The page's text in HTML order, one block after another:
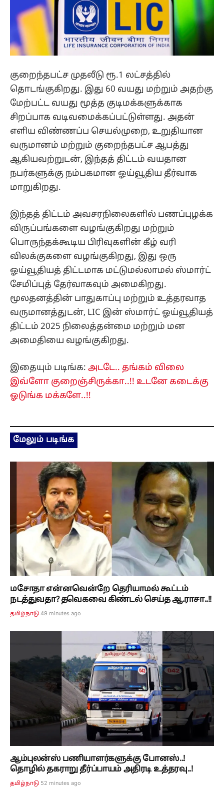
குறைந்தபட்ச முதலீடு ரூ.1 லட்சத்தில்
தொடங்குகிறது. இது 60 வயது மற்றும் அதற்கு
மேற்பட்ட வயது மூத்த குடிமக்களுக்காக
சிறப்பாக வடிவமைக்கப்பட்டுள்ளது. அதன்
எளிய விண்ணப்ப செயல்முறை, உறுதியான
வருமானம் மற்றும் குறைந்தபட்ச ஆபத்து
ஆகியவற்றுடன், இந்தத் திட்டம் வயதான
நபர்களுக்கு நம்பகமான ஓய்வூதிய தீர்வாக
மாறுகிறது.
இந்தத் திட்டம் அவசரநிலைகளில் பணப்புழக்க
விருப்பங்களை வழங்குகிறது மற்றும்
பொருந்தக்கூடிய பிரிவுகளின் கீழ் வரி
விலக்குகளை வழங்குகிறது, இது ஒரு
ஓய்வூதியத் திட்டமாக மட்டுமல்லாமல் ஸ்மார்ட்
சேமிப்புத் தேர்வாகவும் அமைகிறது.
மூலதனத்தின் பாதுகாப்பு மற்றும் உத்தரவாத
வருமானத்துடன், LIC இன் ஸ்மார்ட் ஓய்வூதியத்
திட்டம் 2025 நிலைத்தன்மை மற்றும் மன
அமைதியை வழங்குகிறது.
இதையும் படிங்க: அடடே.. தங்கம் விலை
இவ்ளோ குறைஞ்சிருக்கா..!! உடனே கடைக்கு
ஓடுங்க மக்களே..!!
மேலும் படிங்க
மசோதா என்னவென்றே தெரியாமல் கூட்டம்
நடத்துவதா? தவெகவை கிண்டல் செய்த ஆ.ராசா..!!
தமிழ்நாடு 49 minutes ago
ஆம்புலன்ஸ் பணியாளர்களுக்கு போனஸ்..!
தொழில் தகராறு தீர்ப்பாயம் அதிரடி உத்தரவு..!
தமிழ்நாடு 52 minutes ago